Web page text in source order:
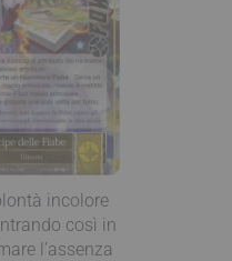
incolore
così in
l’assenza